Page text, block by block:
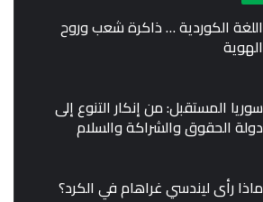
اللغة الكوردية … ذاكرة شعب وروح
الهوية
سوريا المستقبل: من إنكار التنوع إلى
دولة الحقوق والشراكة والسلام
ماذا رأى ليندسي غراهام في الكرد؟